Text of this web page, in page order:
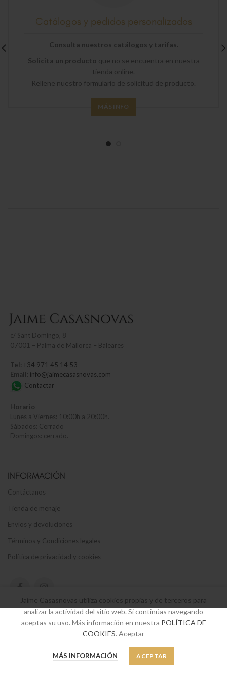
Catálogos y pedidos personalizados
Consulta nuestros catálogos y tarifas.
Solicita un producto que no se encuentra en nuestra
tienda online.
Rellene nuestro formulario de solicitud de producto.
MÁS INFO
c/ Sant Domingo, 8
07001 – Palma de Mallorca – Baleares
Tel: +34 971 45 14 53
Email: info@jaimecasasnovas.com
Contactar
Horario
Lunes a Viernes: 10:00h a 20:00h.
Sábados: Cerrado
Domingos: cerrado.
INFORMACIÓN
Contáctanos
Tienda de menaje
Envíos y devoluciones
Términos y Condiciones legales
Política de privacidad y cookies
SUSCRÍBETE A NUESTRO BOLETÍN
Suscríbete a nuestro boletín y sé el primero en enterarte de nuestras
Jaime Casasnovas utiliza cookies propias y de terceros para
analizar la actividad del sitio web. Si continúas navegando
aceptas su uso. Más información en nuestra POLÍTICA DE
COOKIES. Aceptar
MÁS INFORMACIÓN ACEPTAR